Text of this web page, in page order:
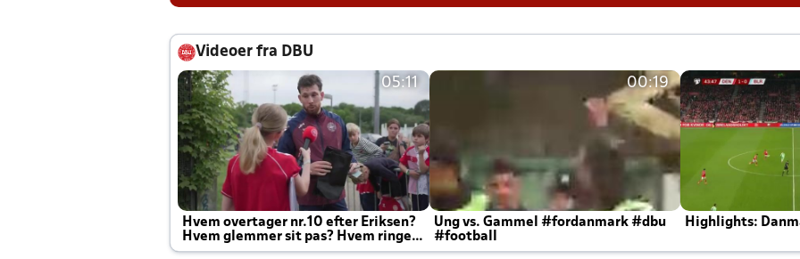
Videoer fra DBU
05:11
Hvem overtager nr.10 efter Eriksen?
Hvem glemmer sit pas? Hvem ringer
Joachim altid til efter kampe?
00:19
Ung vs. Gammel #fordanmark #dbu
#football
Highlights: